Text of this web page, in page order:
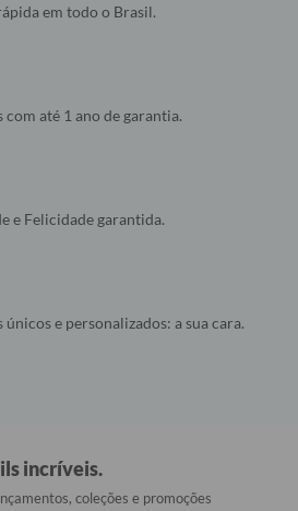
em todo o Brasil.
com até 1 ano de garantia.
e Felicidade garantida.
e personalizados: a sua cara.
incríveis.
coleções e promoções